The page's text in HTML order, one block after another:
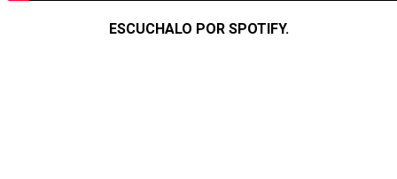
ESCUCHALO POR SPOTIFY.